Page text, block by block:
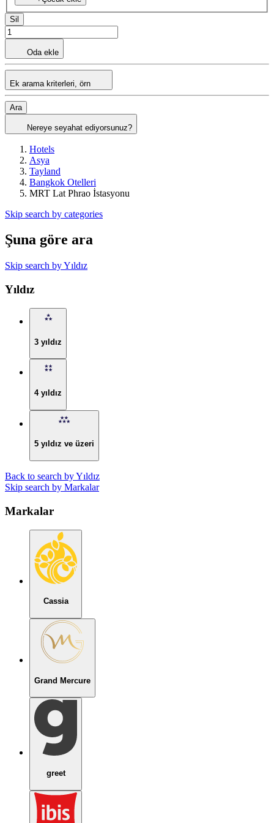
Sil
Oda ekle
Ek arama kriterleri, örn
Ara
Nereye seyahat ediyorsunuz?
Hotels
Asya
Tayland
Bangkok Otelleri
MRT Lat Phrao İstasyonu
Skip search by categories
Şuna göre ara
Skip search by Yıldız
Yıldız
3 yıldız
4 yıldız
5 yıldız ve üzeri
Back to search by Yıldız
Skip search by Markalar
Markalar
Cassia
Grand Mercure
greet